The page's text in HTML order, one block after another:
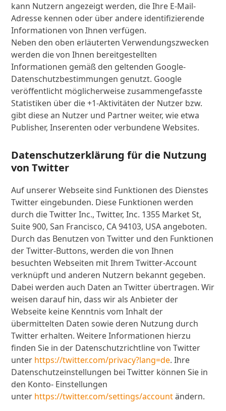
kann Nutzern angezeigt werden, die Ihre E-Mail-
Adresse kennen oder über andere identifizierende
Informationen von Ihnen verfügen.
Neben den oben erläuterten Verwendungszwecken
werden die von Ihnen bereitgestellten
Informationen gemäß den geltenden Google-
Datenschutzbestimmungen genutzt. Google
veröffentlicht möglicherweise zusammengefasste
Statistiken über die +1-Aktivitäten der Nutzer bzw.
gibt diese an Nutzer und Partner weiter, wie etwa
Publisher, Inserenten oder verbundene Websites.
Datenschutzerklärung für die Nutzung
von Twitter
Auf unserer Webseite sind Funktionen des Dienstes
Twitter eingebunden. Diese Funktionen werden
durch die Twitter Inc., Twitter, Inc. 1355 Market St,
Suite 900, San Francisco, CA 94103, USA angeboten.
Durch das Benutzen von Twitter und den Funktionen
der Twitter-Buttons, werden die von Ihnen
besuchten Webseiten mit Ihrem Twitter-Account
verknüpft und anderen Nutzern bekannt gegeben.
Dabei werden auch Daten an Twitter übertragen. Wir
weisen darauf hin, dass wir als Anbieter der
Webseite keine Kenntnis vom Inhalt der
übermittelten Daten sowie deren Nutzung durch
Twitter erhalten. Weitere Informationen hierzu
finden Sie in der Datenschutzrichtline von Twitter
unter https://twitter.com/privacy?lang=de. Ihre
Datenschutzeinstellungen bei Twitter können Sie in
den Konto- Einstellungen
unter https://twitter.com/settings/accountändern.